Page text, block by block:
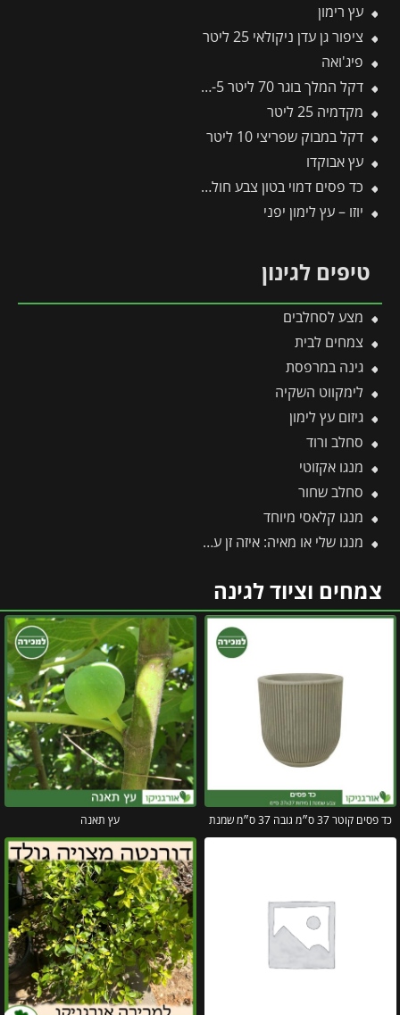
עץ רימון
ציפור גן עדן ניקולאי 25 ליטר
פיג'ואה
דקל המלך בוגר 70 ליטר 4-5 מטר
מקדמיה 25 ליטר
דקל במבוק שפריצי 10 ליטר
עץ אבוקדו
כד פסים דמוי בטון צבע חול | מידות 78×67.5 ס״מ
יוזו – עץ לימון יפני
טיפים לגינון
מצע לסחלבים
צמחים לבית
גינה במרפסת
לימקווט השקיה
גיזום עץ לימון
סחלב ורוד
מנגו אקזוטי
סחלב שחור
מנגו קלאסי מיוחד
מנגו שלי או מאיה: איזה זן עדיף לגדל ואיזה פחות מומלץ?
צמחים וציוד לגינה
כד פסים קוטר 37 ס״מ גובה 37 ס״מ שמנת עץ תאנה